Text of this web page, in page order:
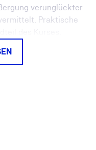
verunglückter
Praktische
gegen Absturz